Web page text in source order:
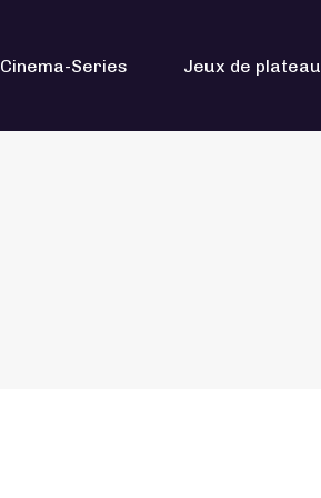
Cinema-Series Jeux de plateau